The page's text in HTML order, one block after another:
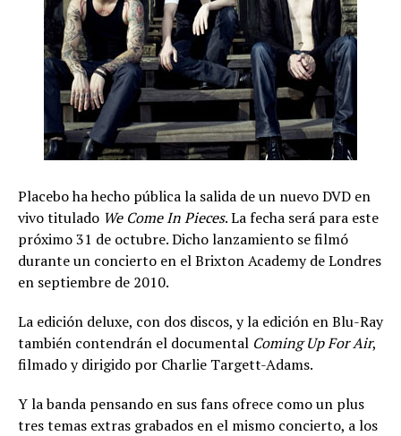
Placebo ha hecho pública la salida de un nuevo DVD en
vivo titulado We Come In Pieces. La fecha será para este
próximo 31 de octubre. Dicho lanzamiento se filmó
durante un concierto en el Brixton Academy de Londres
en septiembre de 2010.
La edición deluxe, con dos discos, y la edición en Blu-Ray
también contendrán el documental Coming Up For Air,
filmado y dirigido por Charlie Targett-Adams.
Y la banda pensando en sus fans ofrece como un plus
tres temas extras grabados en el mismo concierto, a los